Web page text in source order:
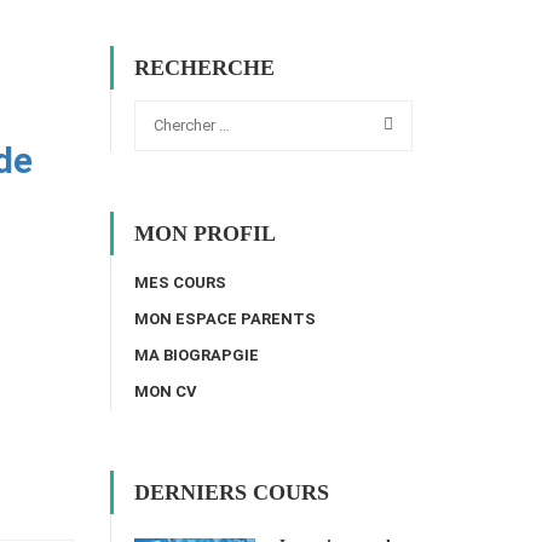
RECHERCHE
MON PROFIL
MES COURS
MON ESPACE PARENTS
MA BIOGRAPGIE
MON CV
DERNIERS COURS